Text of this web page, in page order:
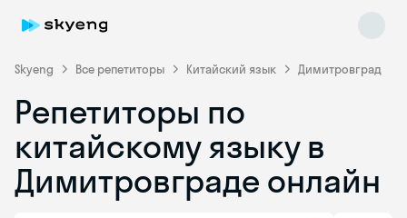
Skyeng Все репетиторы Китайский язык Димитровград
Репетиторы по
китайскому языку в
Димитровграде онлайн